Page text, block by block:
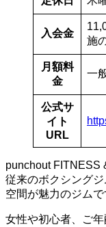
入会金
施
月額料
金
一
公式サ
イト
URL
punchout FITNESS
従来のボクシング
空間が魅力のジムで
女性や初心者、ご